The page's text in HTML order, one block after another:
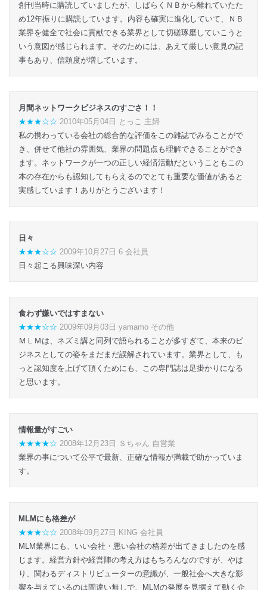
創刊当時に購読していましたが、しばらくＮＢから離れていたた
め12年振りに購読しています。内容も確実に進化していて、ＮＢ
業界を健全で社会に貢献できる業界として切磋琢磨していこうと
いう意図が感じられます。そのためには、あえて厳しい意見の記
事もあり、信頼度が増しています。
月間ネットワークビジネスのすごさ！！
★★★☆☆ 2010年05月04日 とっこ 主婦
私の携わっている会社の総合的な評価をこの雑誌でみることがで
き、併せて他社の雰囲気、業界の問題点も理解できることができ
ます。ネットワークが一つの正しい経済活動だということもこの
本の存在からも認知してもらえるのでとても重要な価値があると
実感しています！ありがとうございます！
日々
★★★☆☆ 2009年10月27日 6 会社員
日々起こる興味深い内容
食わず嫌いではすまない
★★★☆☆ 2009年09月03日 yamamo その他
ＭＬＭは、ネズミ講と同列で語られることが多すぎて、本来のビ
ジネスとしての姿をまだまだ誤解されています。業界として、も
っと認知度を上げて頂くためにも、この専門誌は足掛かりになる
と思います。
情報量がすごい
★★★★☆ 2008年12月23日 Ｓちゃん 自営業
業界の事について公平で最新、正確な情報が満載で助かっていま
す。
MLMにも格差が
★★★☆☆ 2008年09月27日 KING 会社員
MLM業界にも、いい会社・悪い会社の格差が出てきましたのを感
じます。経営方針や経営陣の考え方はもちろんなのですが、やは
り、関わるディストリビューターの意識が、一般社会へ大きな影
響を与えているのは間違い無しで、MLMの発展を見据えて動く企